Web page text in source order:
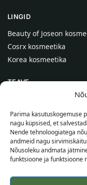
Parima kasutuskogemuse
nagu küpsised, et
Nende tehnoloogiatega
andmeid nagu
Nõusoleku andmata
funktsioone ja funktsioone
LINGID
Beauty of Joseon
Cosrx kosmeetika
Korea kosmeetika
TEAVE
Kontaktid
Abi
TEAVE OSTJALE
Tarnetingimused
Tingimused